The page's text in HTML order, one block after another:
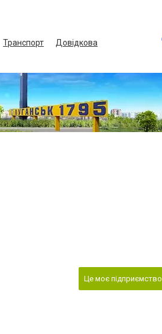
Транспорт
Довідкова
Це моє підприємство